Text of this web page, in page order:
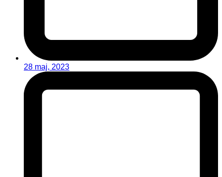
28 maj, 2023